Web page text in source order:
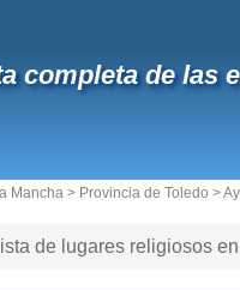
completa de las
Mancha > Provincia de Toledo >
de lugares religiosos